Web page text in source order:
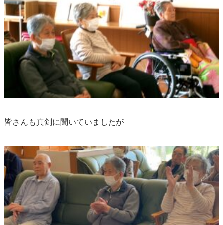
皆さんも真剣に聞いていましたが